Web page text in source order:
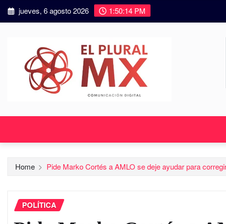
jueves, 6 agosto 2026 1:50:16 PM
Home Pide Marko Cortés a AMLO se deje ayudar para
POLÍTICA